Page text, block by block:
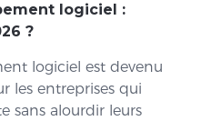
logiciel :
?
logiciel est devenu
les entreprises qui
sans alourdir leurs